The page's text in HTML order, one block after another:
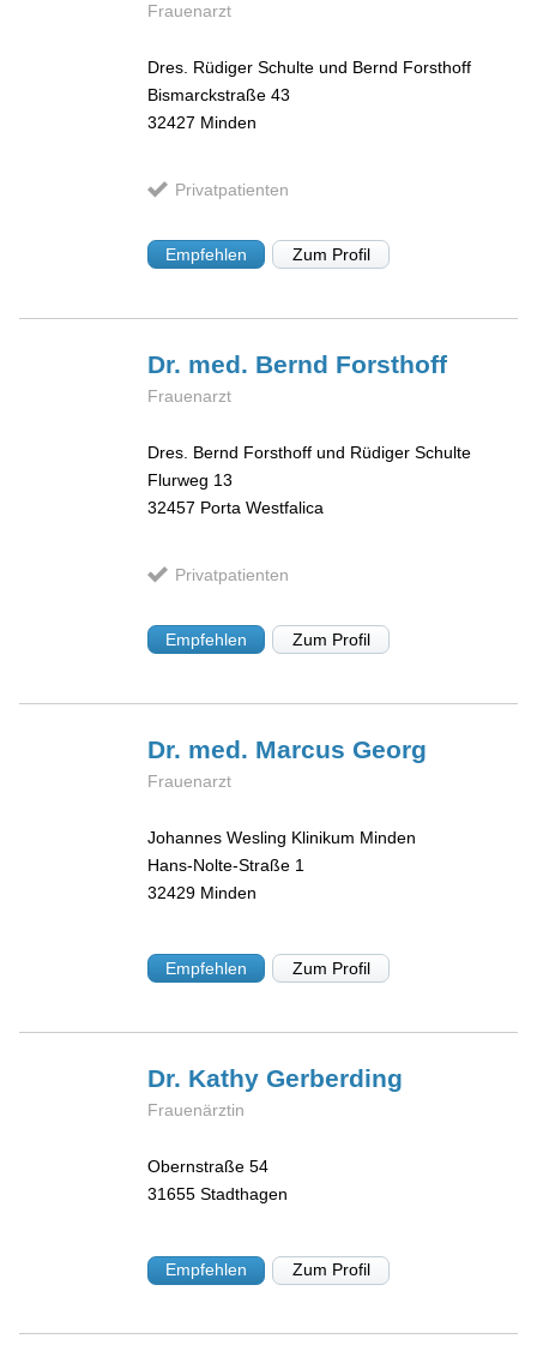
Frauenarzt
Dres. Rüdiger Schulte und Bernd Forsthoff
Bismarckstraße 43
32427 Minden
Privatpatienten
Empfehlen Zum Profil
Dr. med. Bernd Forsthoff
Frauenarzt
Dres. Bernd Forsthoff und Rüdiger Schulte
Flurweg 13
32457 Porta Westfalica
Privatpatienten
Empfehlen Zum Profil
Dr. med. MarcusGeorg
Frauenarzt
Johannes Wesling Klinikum Minden
Hans-Nolte-Straße 1
32429 Minden
Empfehlen Zum Profil
Dr. KathyGerberding
Frauenärztin
Obernstraße 54
31655 Stadthagen
Empfehlen Zum Profil